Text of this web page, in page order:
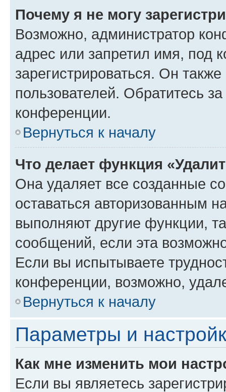
Почему я не могу
Возможно, администратор
адрес или запретил имя, под
зарегистрироваться. Он
пользователей. Обратитесь
конференции.
Вернуться к началу
Что делает функция
Она удаляет все созданные
оставаться авторизованным
выполняют другие функции,
сообщений, если эта
Если вы испытываете
конференции, возможно,
Вернуться к началу
Параметры и
Как мне изменить мои
Если вы являетесь